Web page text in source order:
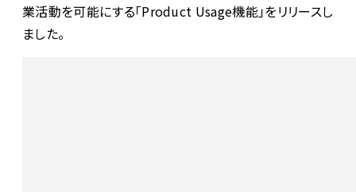
業活動を可能にする「Product Usage機能」をリリースし
ました。